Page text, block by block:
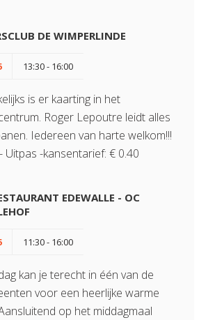
DE WIMPERLINDE
13:30 - 16:00
is er kaarting in het
Roger Lepoutre leidt alles
Iedereen van harte welkom!!!
Uitpas -kansentarief: € 0.40
EDEWALLE - OC
11:30 - 16:00
kan je terecht in één van de
voor een heerlijke warme
op het middagmaal